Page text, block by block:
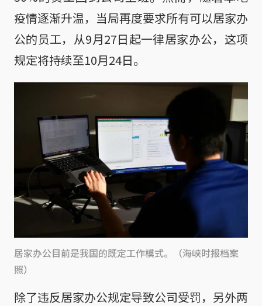
疫情逐渐升温，当局再度要求所有可以居家办
公的员工，从9月27日起一律居家办公，这项
规定将持续至10月24日。
居家办公目前是我国的既定工作模式。（海峡时报档案
照）
除了违反居家办公规定导致公司受罚，另外两